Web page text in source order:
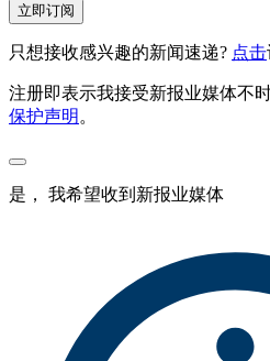
立即订阅
只想接收感兴趣的新闻速递? 点击
注册即表示我接受新报业媒体不
保护声明 。
是， 我希望收到新报业媒体